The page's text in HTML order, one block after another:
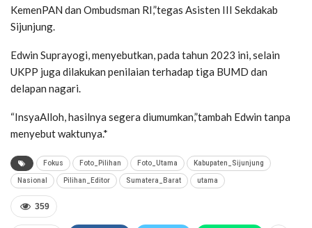
KemenPAN dan Ombudsman RI,”tegas Asisten III Sekdakab
Sijunjung.
Edwin Suprayogi, menyebutkan, pada tahun 2023 ini, selain
UKPP juga dilakukan penilaian terhadap tiga BUMD dan
delapan nagari.
“InsyaAlloh, hasilnya segera diumumkan,”tambah Edwin tanpa
menyebut waktunya.*
Fokus Foto_Pilihan Foto_Utama Kabupaten_Sijunjung
Nasional Pilihan_Editor Sumatera_Barat utama
359